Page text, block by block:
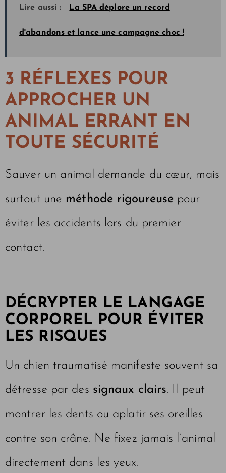
Lire aussi : La SPA déplore un record
d'abandons et lance une campagne choc !
3 RÉFLEXES POUR
APPROCHER UN
ANIMAL ERRANT EN
TOUTE SÉCURITÉ
Sauver un animal demande du cœur, mais
surtout une méthode rigoureuse pour
éviter les accidents lors du premier
contact.
DÉCRYPTER LE LANGAGE
CORPOREL POUR ÉVITER
LES RISQUES
Un chien traumatisé manifeste souvent sa
détresse par des signaux clairs. Il peut
montrer les dents ou aplatir ses oreilles
contre son crâne. Ne fixez jamais l’animal
directement dans les yeux.